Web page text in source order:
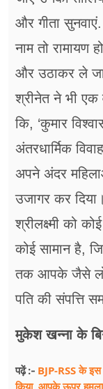
और गीता
नाम तो रामायण
और उठाकर ले
श्रीनेत ने भी एक
कि, ‘कुमार
अंतरधार्मिक
अपने अंदर
उजागर कर
श्रीलक्ष्मी को
कोई सामान है,
तक आपके जैसे
पति की संपत्ति
मुकेश खन्ना के
पढ़ें :- BJP-RSS के इस